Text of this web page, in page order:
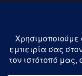
Πολιτική απορρήτου